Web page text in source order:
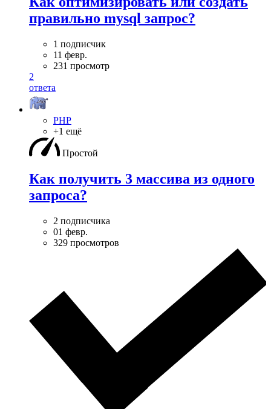
правильно mysql запрос?
1 подписчик
11 февр.
231 просмотр
2
ответа
PHP
+1 ещё
Простой
Как получить 3 массива из одного
запроса?
2 подписчика
01 февр.
329 просмотров